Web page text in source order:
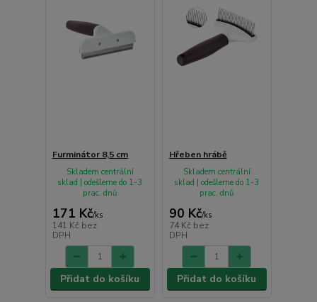
Furminátor 8,5 cm
171 Kč/ks
141 Kč bez
DPH
Skladem centrální
sklad | odešleme do 1-3
prac. dnů
Přidat do košíku
Hřeben hrábě
90 Kč/ks
74 Kč bez
DPH
Skladem centrální
sklad | odešleme do 1-3
prac. dnů
Přidat do košíku